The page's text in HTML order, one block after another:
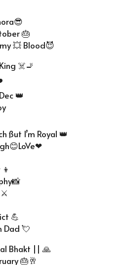
🎂
💥 Blood😈
☠️🚬
👑
ßut I’m Royal 👑
⚔️
💪
Dad 💘
Bhakt || 🙏
🎂🥂